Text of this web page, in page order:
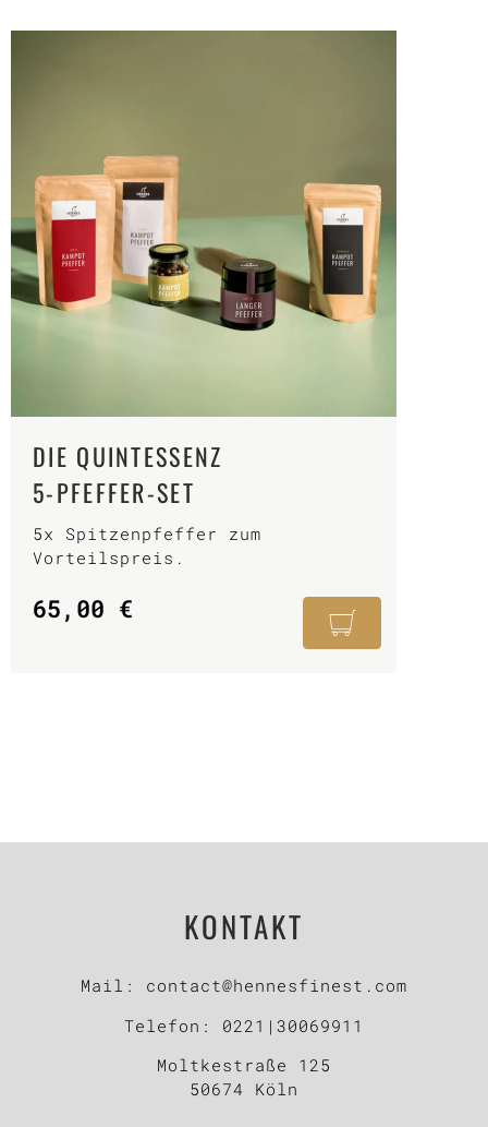
DIE QUINTESSENZ
5-PFEFFER-SET
5x Spitzenpfeffer zum
Vorteilspreis.
65,00 €
KONTAKT
Mail: contact@hennesfinest.com
Telefon: 0221|30069911
Moltkestraße 125
50674 Köln